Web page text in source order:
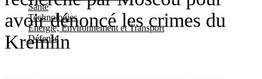
Santé
Technologies
Energie, Environnement et Transport
Défense
avoir dénoncé les crimes du
Kremlin